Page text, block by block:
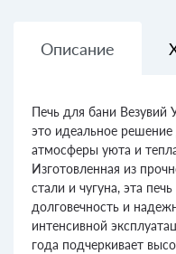
Описание
Печь для бани Везувий
это идеальное решение
атмосферы уюта и
Изготовленная из
стали и чугуна, эта
долговечность и
интенсивной
года подчеркивает